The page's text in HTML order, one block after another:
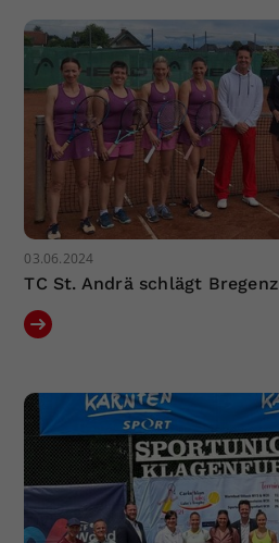
03.06.2024
TC St. Andrä schlägt Bregenz